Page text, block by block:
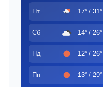
Пт 17° / 31°
Сб 14° / 26°
Нд 12° / 26°
Пн 13° / 29°